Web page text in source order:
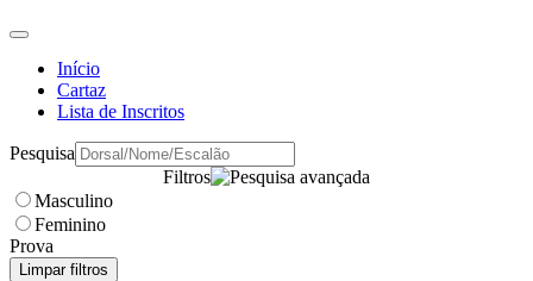
Início
Cartaz
Lista de Inscritos
Pesquisa
Filtros
Masculino
Feminino
Prova
Limpar filtros